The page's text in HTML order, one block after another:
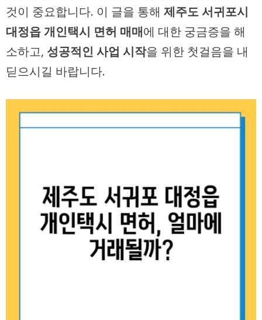
것이 중요합니다. 이 글을 통해 제주도 서귀포시
대정읍 개인택시 면허 매매에 대한 궁금증을 해
소하고, 성공적인 사업 시작을 위한 첫걸음을 내
딛으시길 바랍니다.